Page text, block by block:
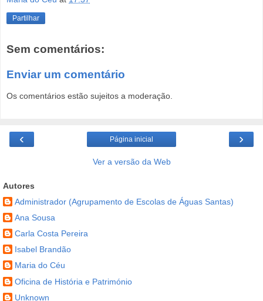
Partilhar
Sem comentários:
Enviar um comentário
Os comentários estão sujeitos a moderação.
‹ ›
Página inicial
Ver a versão da Web
Autores
Administrador (Agrupamento de Escolas de Águas Santas)
Ana Sousa
Carla Costa Pereira
Isabel Brandão
Maria do Céu
Oficina de História e Património
Unknown